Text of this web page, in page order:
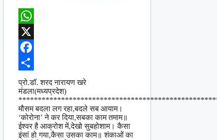
WhatsApp
X
Facebook
Share
प्रो.डॉ. शरद नारायण खरे
मंडला(मध्यप्रदेश)
मौसम बदला लग रहा,बदले सब आयाम।
‘कोरोना’ ने कर दिया,सबका काम तमाम॥
ईश्वर है आक्रोश में,देखो सुबहोशाम। कैसा
इंसां हो गया,कैसा उसका काम॥ शंकाओं का